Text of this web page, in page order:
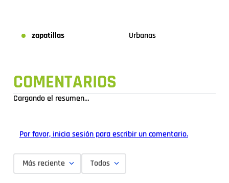
zapatillas Urbanas
COMENTARIOS
Cargando el resumen…
Por favor, inicia sesión para escribir un comentario.
Más reciente Todos